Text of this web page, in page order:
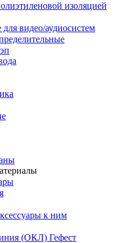
изоляцией
видео/аудиосистем
к ним
(ОКЛ) Гефест